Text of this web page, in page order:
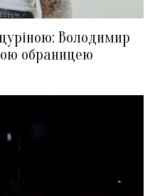
Володимир
обраницею